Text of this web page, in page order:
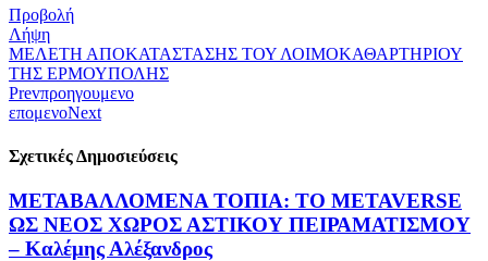
Προβολή
Λήψη
ΜΕΛΕΤΗ ΑΠΟΚΑΤΑΣΤΑΣΗΣ ΤΟΥ ΛΟΙΜΟΚΑΘΑΡΤΗΡΙΟΥ
ΤΗΣ ΕΡΜΟΥΠΟΛΗΣ
Prevπροηγουμενο
επομενοNext
Σχετικές Δημοσιεύσεις
ΜΕΤΑΒΑΛΛΟΜΕΝΑ ΤΟΠΙΑ: ΤΟ METAVERSE
ΩΣ ΝΕΟΣ ΧΩΡΟΣ ΑΣΤΙΚΟΥ ΠΕΙΡΑΜΑΤΙΣΜΟΥ
– Καλέμης Αλέξανδρος